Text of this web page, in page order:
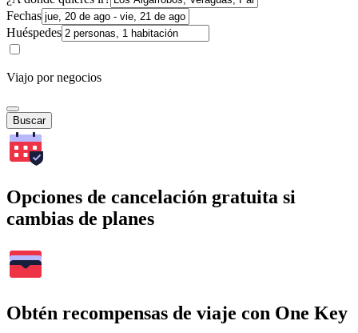
Fechas
Huéspedes
Viajo por negocios
Buscar
Opciones de cancelación gratuita si
cambias de planes
Obtén recompensas de viaje con One Key